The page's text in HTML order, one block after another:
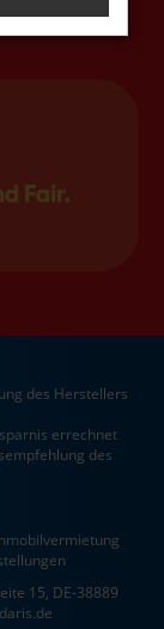
des Herstellers
errechnet
des
15, DE-38889